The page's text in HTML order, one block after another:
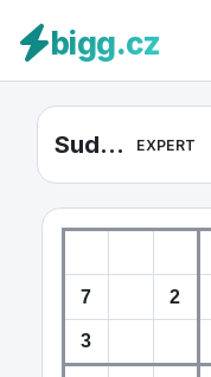
bigg.cz
Sudoku Expert #32 EXPERT